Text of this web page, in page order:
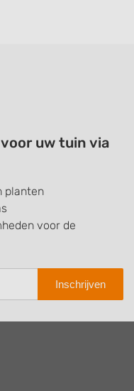
uw tuin via
planten
voor de
Inschrijven